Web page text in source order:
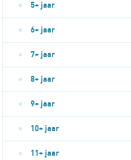
5+ jaar
6+ jaar
7+ jaar
8+ jaar
9+ jaar
10+ jaar
11+ jaar